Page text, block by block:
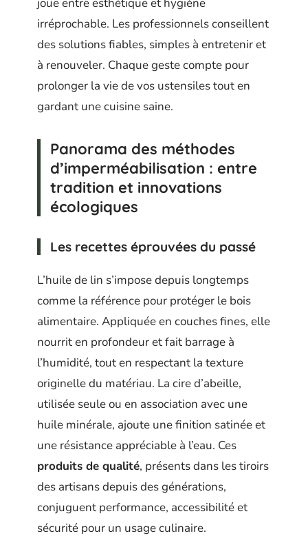
irréprochable. Les professionnels conseillent
des solutions fiables, simples à entretenir et
à renouveler. Chaque geste compte pour
prolonger la vie de vos ustensiles tout en
gardant une cuisine saine.
Panorama des méthodes
d’imperméabilisation : entre
tradition et innovations
écologiques
Les recettes éprouvées du passé
L’huile de lin s’impose depuis longtemps
comme la référence pour protéger le bois
alimentaire. Appliquée en couches fines, elle
nourrit en profondeur et fait barrage à
l’humidité, tout en respectant la texture
originelle du matériau. La cire d’abeille,
utilisée seule ou en association avec une
huile minérale, ajoute une finition satinée et
une résistance appréciable à l’eau. Ces
produits de qualité, présents dans les tiroirs
des artisans depuis des générations,
conjuguent performance, accessibilité et
sécurité pour un usage culinaire.